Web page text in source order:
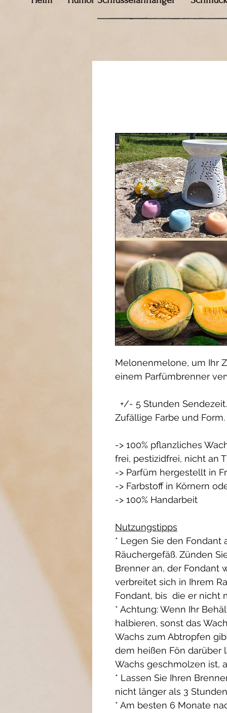
Melonenmelone, um Ihr
einem Parfümbrenner
+/- 5 Stunden Sendezeit.
Zufällige Farbe und Form.
-> 100% pflanzliches
frei, pestizidfrei, nicht an
-> Parfüm hergestellt in
-> Farbstoff in Körnern
-> 100% Handarbeit
Nutzungstipps
* Legen Sie den
Räuchergefäß. Zünden
Brenner an, der Fondant
verbreitet sich in Ihrem
Fondant, bis die er nicht
* Achtung: Wenn Ihr
halbieren, sonst das
Wachs zum Abtropfen
dem heißen Fön darüber
Wachs geschmolzen ist,
* Lassen Sie Ihren
nicht länger als 3
* Am besten 6 Monate